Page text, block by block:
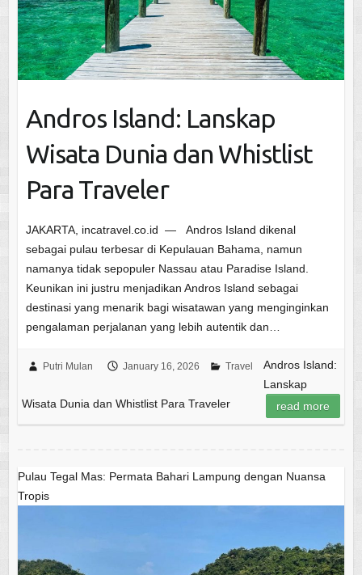
Andros Island: Lanskap
Wisata Dunia dan Whistlist
Para Traveler
JAKARTA, incatravel.co.id — Andros Island dikenal
sebagai pulau terbesar di Kepulauan Bahama, namun
namanya tidak sepopuler Nassau atau Paradise Island.
Keunikan ini justru menjadikan Andros Island sebagai
destinasi yang menarik bagi wisatawan yang menginginkan
pengalaman perjalanan yang lebih autentik dan…
Putri Mulan January 16, 2026 Travel
Andros Island:
Lanskap
Wisata Dunia dan Whistlist Para Traveler
read more
Pulau Tegal Mas: Permata Bahari Lampung dengan Nuansa
Tropis